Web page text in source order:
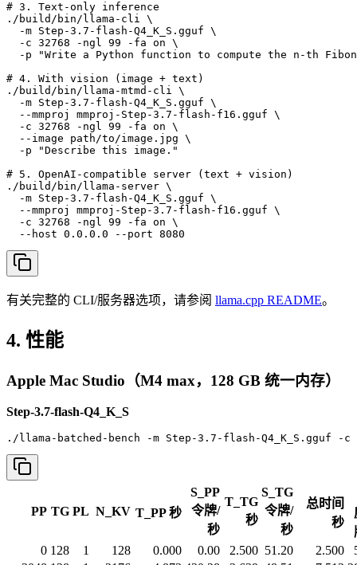
# 3. Text-only inference
./build/bin/llama-cli \
  -m Step-3.7-flash-Q4_K_S.gguf \
  -c 32768 -ngl 99 -fa on \
-p "Write a Python function to compute the n-th
# 4. With vision (image + text)
./build/bin/llama-mtmd-cli \
  -m Step-3.7-flash-Q4_K_S.gguf \
  --mmproj mmproj-Step-3.7-flash-f16.gguf \
  -c 32768 -ngl 99 -fa on \
  --image path/to/image.jpg \
  -p "Describe this image."
# 5. OpenAI-compatible server (text + vision)
./build/bin/llama-server \
  -m Step-3.7-flash-Q4_K_S.gguf \
  --mmproj mmproj-Step-3.7-flash-f16.gguf \
  -c 32768 -ngl 99 -fa on \
  --host 0.0.0.0 --port 8080
有关完整的 CLI/服务器选项，请参阅 llama.cpp README。
4. 性能
Apple Mac Studio（M4 max，128 GB 统一内存）
Step-3.7-flash-Q4_K_S
./llama-batched-bench -m Step-3.7-flash-Q4_K_S.gguf -c
PP TG PL N_KV T_PP 秒
S_PP
令牌/
秒
T_TG
秒
S_TG
令牌/
秒
总时间
秒
0 128 1 128 0.000 0.00 2.500 51.20 2.500